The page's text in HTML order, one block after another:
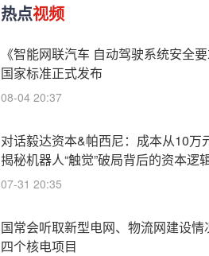
热点视频
《智能网联汽车 自动驾驶系统安全
国家标准正式发布
08-04 20:37
对话毅达资本&帕西尼：成本从10万
揭秘机器人“触觉”破局背后的资本逻
07-31 20:35
国常会听取新型电网、物流网建设情
四个核电项目